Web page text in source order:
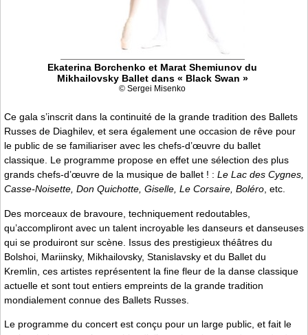
Ekaterina Borchenko et Marat Shemiunov du
Mikhailovsky Ballet dans « Black Swan »
© Sergei Misenko
Ce gala s’inscrit dans la continuité de la grande tradition des Ballets
Russes de Diaghilev, et sera également une occasion de rêve pour
le public de se familiariser avec les chefs-d’œuvre du ballet
classique. Le programme propose en effet une sélection des plus
grands chefs-d’œuvre de la musique de ballet ! : Le Lac des Cygnes,
Casse-Noisette, Don Quichotte, Giselle, Le Corsaire, Boléro, etc.
Des morceaux de bravoure, techniquement redoutables,
qu’accompliront avec un talent incroyable les danseurs et danseuses
qui se produiront sur scène. Issus des prestigieux théâtres du
Bolshoi, Mariinsky, Mikhailovsky, Stanislavsky et du Ballet du
Kremlin, ces artistes représentent la fine fleur de la danse classique
actuelle et sont tout entiers empreints de la grande tradition
mondialement connue des Ballets Russes.
Le programme du concert est conçu pour un large public, et fait le